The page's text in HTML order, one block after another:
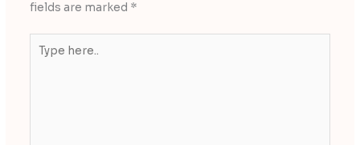
fields are marked *
here..